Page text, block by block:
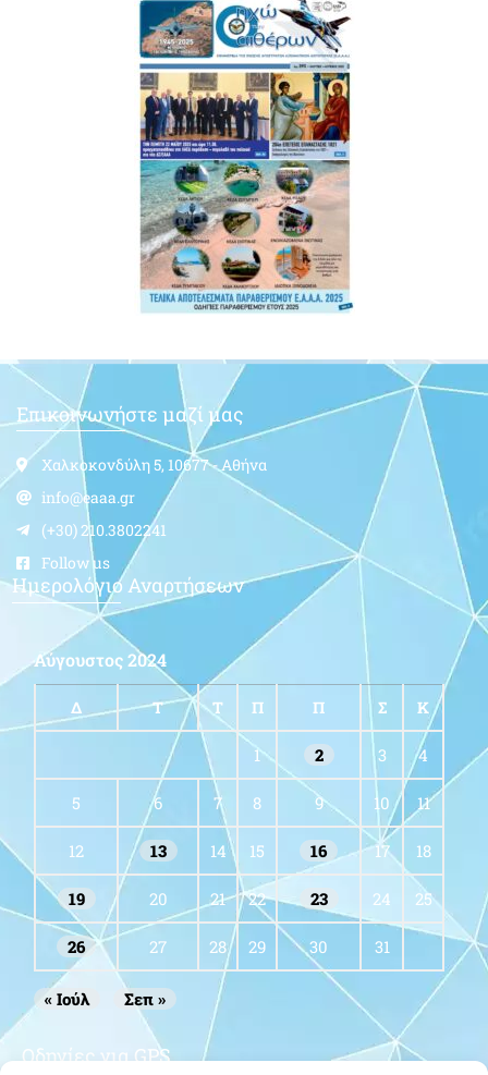
Επικοινωνήστε μαζί μας
Χαλκοκονδύλη 5, 10677 - Αθήνα
info@eaaa.gr
(+30) 210.3802241
Follow us
Ημερολόγιο Αναρτήσεων
Αύγουστος 2024
Δ Τ Τ Π Π Σ Κ
1 2 3 4
5 6 7 8 9 10 11
12 13 14 15 16 17 18
19 20 21 22 23 24 25
26 27 28 29 30 31
« Ιούλ Σεπ »
Οδηγίες για GPS